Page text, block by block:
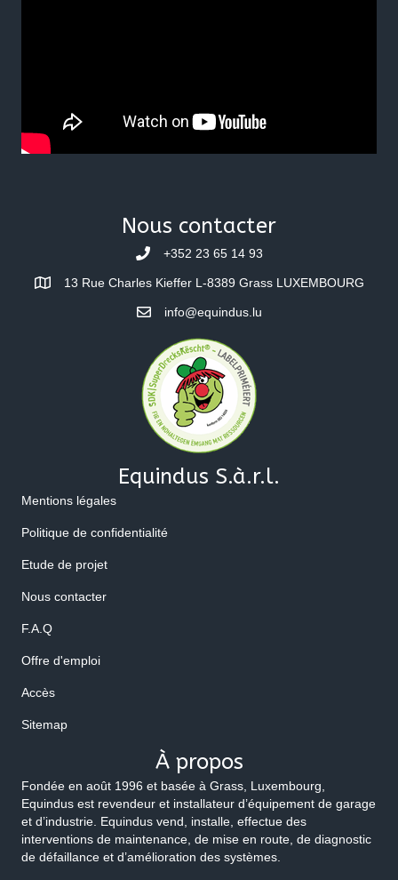
Nous contacter
+352 23 65 14 93
13 Rue Charles Kieffer L-8389 Grass LUXEMBOURG
info@equindus.lu
Equindus S.à.r.l.
Mentions légales
Politique de confidentialité
Etude de projet
Nous contacter
F.A.Q
Offre d'emploi
Accès
Sitemap
À propos
Fondée en août 1996 et basée à Grass, Luxembourg,
Equindus est revendeur et installateur d’équipement de garage
et d’industrie. Equindus vend, installe, effectue des
interventions de maintenance, de mise en route, de diagnostic
de défaillance et d’amélioration des systèmes.